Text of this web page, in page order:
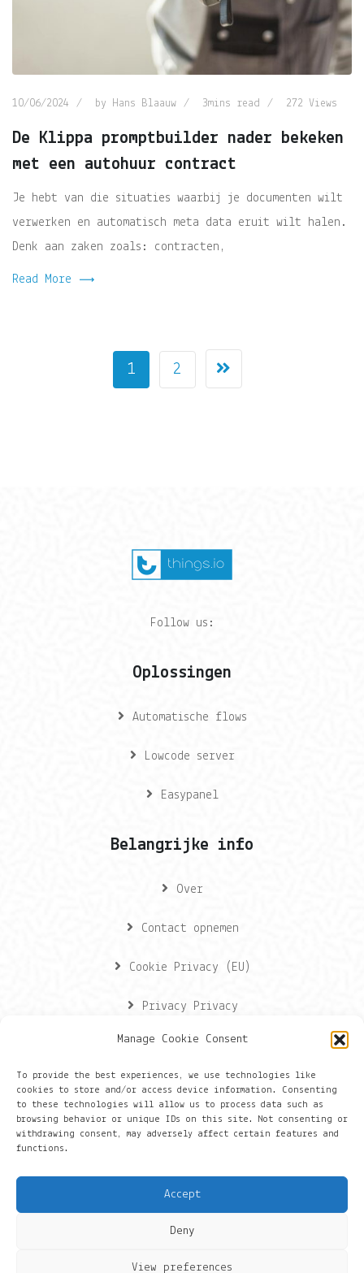
Manage Cookie Consent
To provide the best experiences, we use technologies like
cookies to store and/or access device information. Consenting
to these technologies will allow us to process data such as
browsing behavior or unique IDs on this site. Not consenting or
withdrawing consent, may adversely affect certain features and
functions.
Accept
Deny
View preferences
10/06/2024 by Hans Blaauw 3mins read 272 Views
De Klippa promptbuilder nader bekeken
met een autohuur contract
Je hebt van die situaties waarbij je documenten wilt
verwerken en automatisch meta data eruit wilt halen.
Denk aan zaken zoals: contracten,
Read More
1 2
Follow us:
Oplossingen
Automatische flows
Lowcode server
Easypanel
Belangrijke info
Over
Contact opnemen
Cookie Privacy (EU)
Privacy Privacy
Onze gegevens
hans@things.io